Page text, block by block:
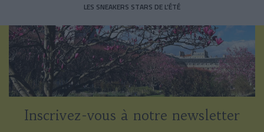
LES SNEAKERS STARS DE L’ÉTÉ
Inscrivez-vous à notre newsletter